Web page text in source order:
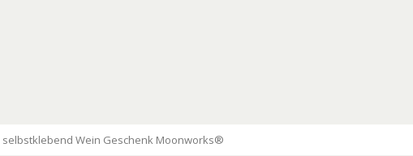
Wein Geschenk Moonworks®